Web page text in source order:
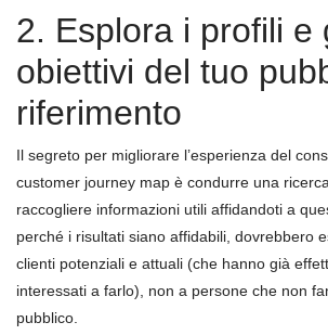
2. Esplora i profili e
obiettivi del tuo
riferimento
Il segreto per migliorare l’esperienza del
customer journey map è condurre una
raccogliere informazioni utili affidandoti a
perché i risultati siano affidabili, dovrebbero
clienti potenziali e attuali (che hanno già
interessati a farlo), non a persone che non
pubblico.